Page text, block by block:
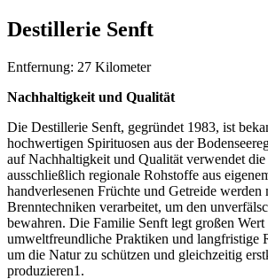
Destillerie Senft
Entfernung: 27 Kilometer
Nachhaltigkeit und Qualität
Die Destillerie Senft, gegründet 1983, ist
hochwertigen Spirituosen aus der
auf Nachhaltigkeit und Qualität verwendet
ausschließlich regionale Rohstoffe aus
handverlesenen Früchte und Getreide werden
Brenntechniken verarbeitet, um den
bewahren. Die Familie Senft legt großen Wert
umweltfreundliche Praktiken und langfristige
um die Natur zu schützen und gleichzeitig
produzieren1.